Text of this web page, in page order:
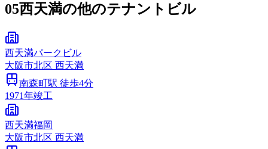
05西天満の他のテナントビル
西天満パークビル
大阪市北区 西天満
南森町駅 徒歩4分
1971年竣工
西天満福岡
大阪市北区 西天満